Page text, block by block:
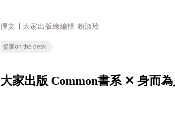
撰文 ∣ 大家出版總編輯 賴淑玲
提案on the desk
大家出版 Common書系 ✕ 身而